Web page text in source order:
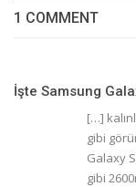
1 COMMENT
İşte Samsung
[…]
gibi
Galaxy
gibi